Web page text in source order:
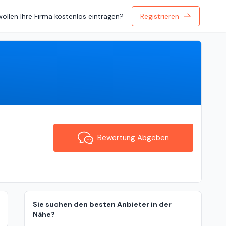
Ihre Firma kostenlos eintragen? Registrieren
Bewertung Abgeben
Sie suchen den besten Anbieter in der
Nähe?